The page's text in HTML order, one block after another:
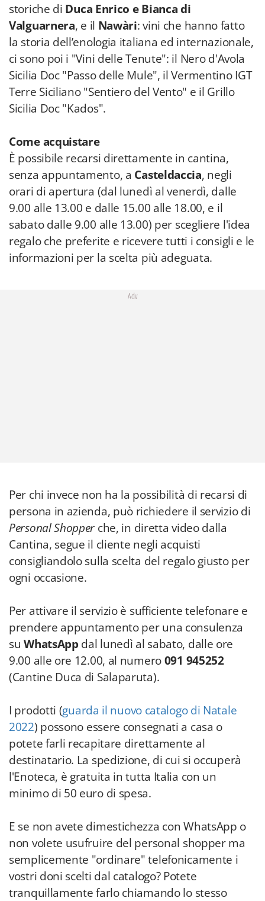
storiche di Duca Enrico e Bianca di
Valguarnera, e il Nawàri: vini che hanno fatto
la storia dell’enologia italiana ed internazionale,
ci sono poi i "Vini delle Tenute": il Nero d'Avola
Sicilia Doc "Passo delle Mule", il Vermentino IGT
Terre Siciliano "Sentiero del Vento" e il Grillo
Sicilia Doc "Kados".
Come acquistare
È possibile recarsi direttamente in cantina,
senza appuntamento, a Casteldaccia, negli
orari di apertura (dal lunedì al venerdì, dalle
9.00 alle 13.00 e dalle 15.00 alle 18.00, e il
sabato dalle 9.00 alle 13.00) per scegliere l'idea
regalo che preferite e ricevere tutti i consigli e le
informazioni per la scelta più adeguata.
Adv
Per chi invece non ha la possibilità di recarsi di
persona in azienda, può richiedere il servizio di
Personal Shopper che, in diretta video dalla
Cantina, segue il cliente negli acquisti
consigliandolo sulla scelta del regalo giusto per
ogni occasione.
Per attivare il servizio è sufficiente telefonare e
prendere appuntamento per una consulenza
suWhatsAppdal lunedì al sabato, dalle ore
9.00 alle ore 12.00, al numero091 945252
(Cantine Duca di Salaparuta).
I prodotti (guarda il nuovo catalogo di Natale
2022) possono essere consegnati a casa o
potete farli recapitare direttamente al
destinatario. La spedizione, di cui si occuperà
l'Enoteca, è gratuita in tutta Italia con un
minimo di 50 euro di spesa.
E se non avete dimestichezza con WhatsApp o
non volete usufruire del personal shopper ma
semplicemente "ordinare" telefonicamente i
vostri doni scelti dal catalogo? Potete
tranquillamente farlo chiamando lo stesso